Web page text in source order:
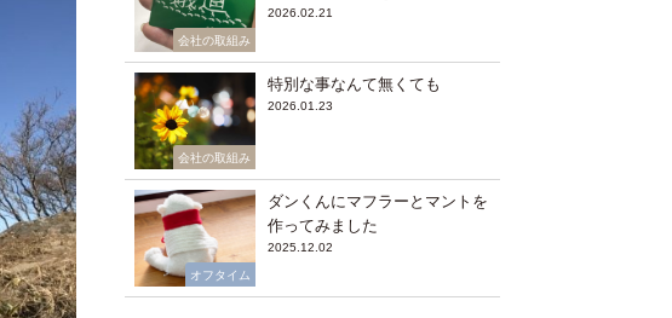
会社の取組み
2026.02.21
会社の取組み
特別な事なんて無くても
2026.01.23
オフタイム
ダンくんにマフラーとマントを
作ってみました
2025.12.02